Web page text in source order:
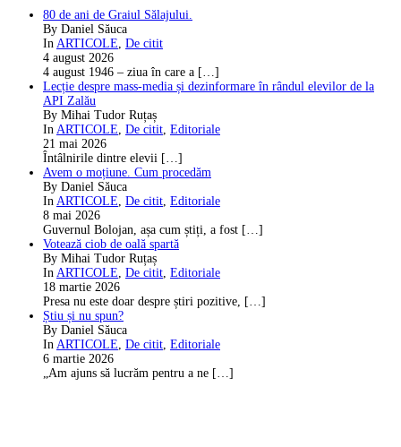
80 de ani de Graiul Sălajului.
By Daniel Săuca
In ARTICOLE, De citit
4 august 2026
4 august 1946 – ziua în care a […]
Lecție despre mass-media și dezinformare în rândul elevilor de la
API Zalău
By Mihai Tudor Ruțaș
In ARTICOLE, De citit, Editoriale
21 mai 2026
Întâlnirile dintre elevii […]
Avem o moțiune. Cum procedăm
By Daniel Săuca
In ARTICOLE, De citit, Editoriale
8 mai 2026
Guvernul Bolojan, așa cum știți, a fost […]
Votează ciob de oală spartă
By Mihai Tudor Ruțaș
In ARTICOLE, De citit, Editoriale
18 martie 2026
Presa nu este doar despre știri pozitive, […]
Știu și nu spun?
By Daniel Săuca
In ARTICOLE, De citit, Editoriale
6 martie 2026
„Am ajuns să lucrăm pentru a ne […]